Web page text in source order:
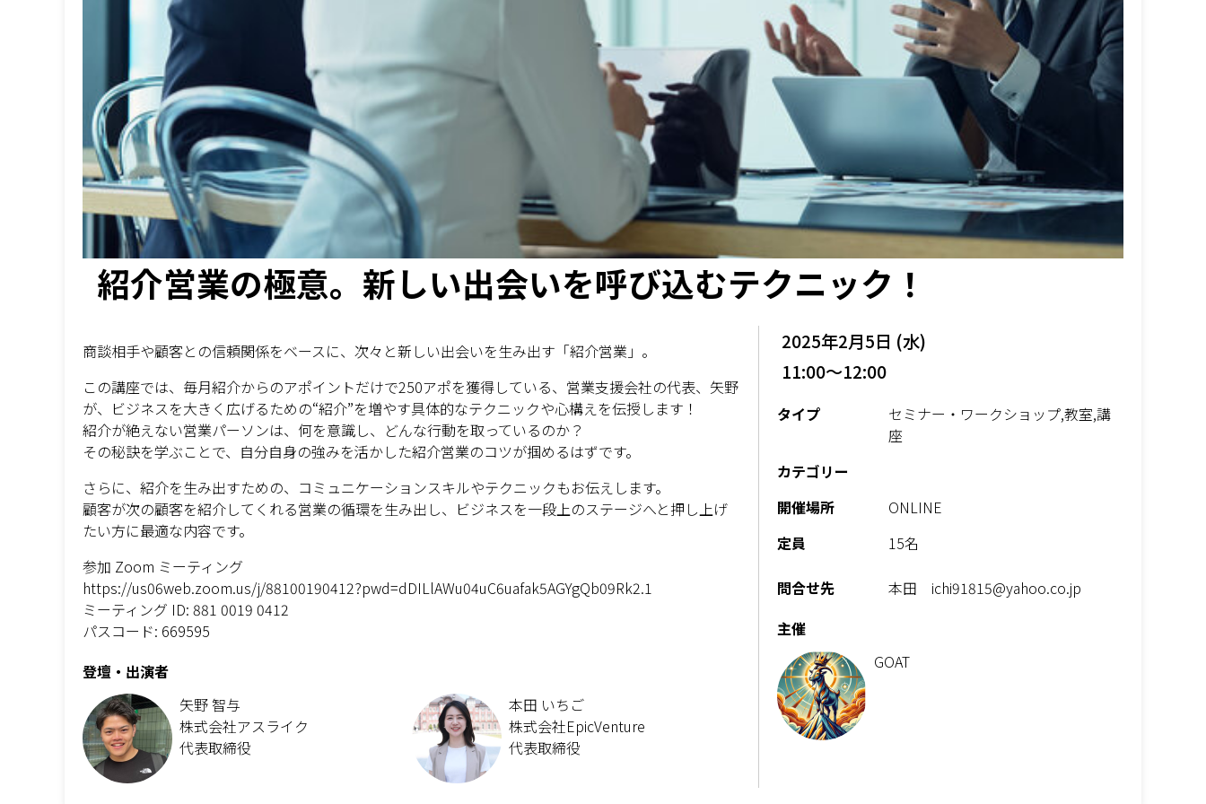
紹介営業の極意。新しい出会いを呼び込むテクニック！
商談相手や顧客との信頼関係をベースに、次々と新しい出会いを生み出す「紹介営業」。
この講座では、毎月紹介からのアポイントだけで250アポを獲得している、営業支援会社の代表、矢野
が、ビジネスを大きく広げるための“紹介”を増やす具体的なテクニックや心構えを伝授します！
紹介が絶えない営業パーソンは、何を意識し、どんな行動を取っているのか？
その秘訣を学ぶことで、自分自身の強みを活かした紹介営業のコツが掴めるはずです。
さらに、紹介を生み出すための、コミュニケーションスキルやテクニックもお伝えします。
顧客が次の顧客を紹介してくれる営業の循環を生み出し、ビジネスを一段上のステージへと押し上げ
たい方に最適な内容です。
参加 Zoom ミーティング
https://us06web.zoom.us/j/88100190412?pwd=dDILlAWu04uC6uafak5AGYgQb09Rk2.1
ミーティング ID: 881 0019 0412
パスコード: 669595
登壇・出演者
矢野 智与
株式会社アスライク
代表取締役
本田 いちご
株式会社EpicVenture
代表取締役
2025年2月5日 (水)
11:00～12:00
タイプ
セミナー・ワークショップ,教室,講
座
カテゴリー
開催場所
ONLINE
定員
15名
問合せ先
本田 ichi91815@yahoo.co.jp
主催
GOAT